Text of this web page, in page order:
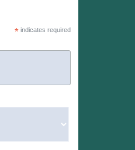
*indicates required